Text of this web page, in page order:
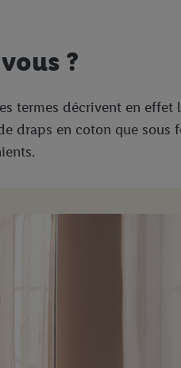
?
termes décrivent en
draps en coton que sous